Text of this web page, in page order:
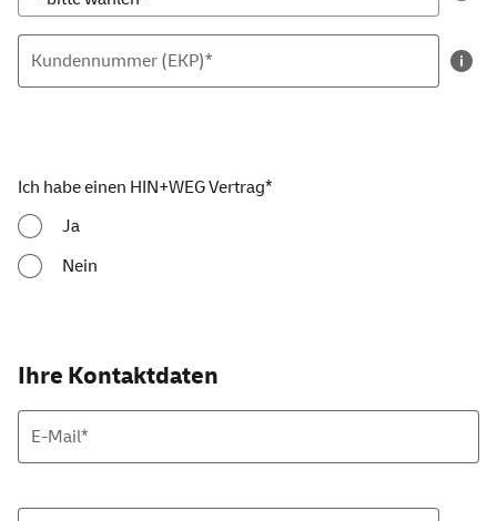
Kundennummer (EKP)*
Ich habe einen HIN+WEG Vertrag*
Ja
Nein
Ihre Kontaktdaten
E-Mail*